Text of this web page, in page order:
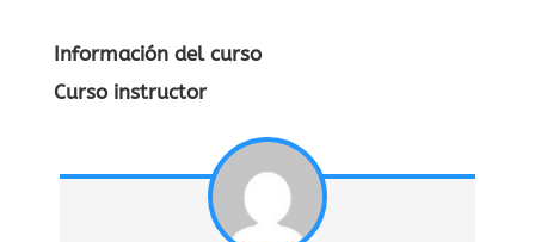
Información del curso
Curso instructor